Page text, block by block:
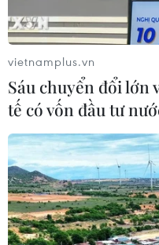
Voi Phục
06/08/2026 09:07
Đồng Nai yêu cầu đẩy
dự án kết nối vùng,
Thành
06/08/2026 09:05
Cầu Đắk Lung
tông của xe tải cẩu, 2
chết
vietnamplus.vn
Sáu chuyển đổi lớn
tế có vốn đầu tư